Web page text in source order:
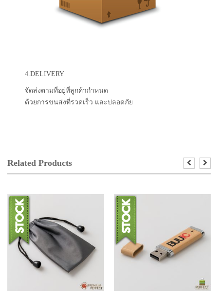
4.DELIVERY
จัดส่งตามที่อยู่ที่ลูกค้ากำหนด
ด้วยการขนส่งที่รวดเร็ว และปลอดภัย
Related Products